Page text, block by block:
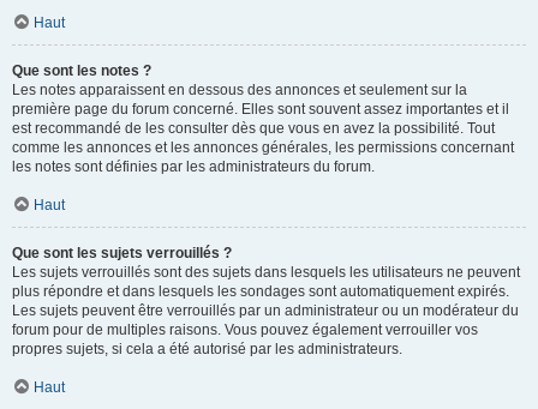
Haut
Que sont les notes ?
Les notes apparaissent en dessous des annonces et seulement sur la
première page du forum concerné. Elles sont souvent assez importantes et il
est recommandé de les consulter dès que vous en avez la possibilité. Tout
comme les annonces et les annonces générales, les permissions concernant
les notes sont définies par les administrateurs du forum.
Haut
Que sont les sujets verrouillés ?
Les sujets verrouillés sont des sujets dans lesquels les utilisateurs ne peuvent
plus répondre et dans lesquels les sondages sont automatiquement expirés.
Les sujets peuvent être verrouillés par un administrateur ou un modérateur du
forum pour de multiples raisons. Vous pouvez également verrouiller vos
propres sujets, si cela a été autorisé par les administrateurs.
Haut